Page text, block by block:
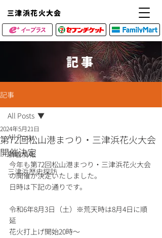
​三津浜花火大会
記事
記事
All Posts
新着情報
三津浜歴史探訪
All Posts
第72回松山港まつり・三津浜花火大会
開催決定
2024年5月21日
今年も第72回松山港まつり・三津浜花火大会
の開催が決定いたしました。
日時は下記の通りです。
令和6年8月3日（土）※荒天時は8月4日に順
延
花火打上げ開始20時～